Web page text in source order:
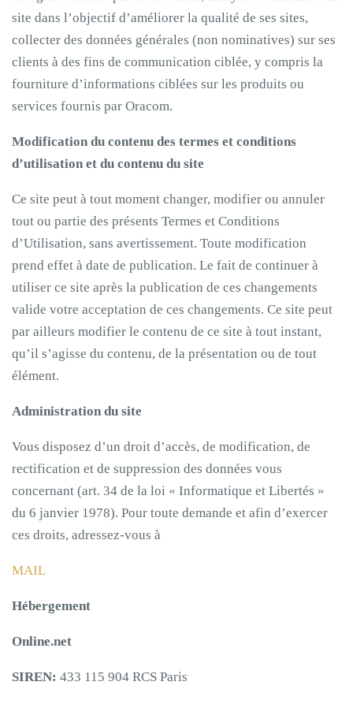
site dans l’objectif d’améliorer la qualité de ses sites,
collecter des données générales (non nominatives) sur ses
clients à des fins de communication ciblée, y compris la
fourniture d’informations ciblées sur les produits ou
services fournis par Oracom.
Modification du contenu des termes et conditions
d’utilisation et du contenu du site
Ce site peut à tout moment changer, modifier ou annuler
tout ou partie des présents Termes et Conditions
d’Utilisation, sans avertissement. Toute modification
prend effet à date de publication. Le fait de continuer à
utiliser ce site après la publication de ces changements
valide votre acceptation de ces changements. Ce site peut
par ailleurs modifier le contenu de ce site à tout instant,
qu’il s’agisse du contenu, de la présentation ou de tout
élément.
Administration du site
Vous disposez d’un droit d’accès, de modification, de
rectification et de suppression des données vous
concernant (art. 34 de la loi « Informatique et Libertés »
du 6 janvier 1978). Pour toute demande et afin d’exercer
ces droits, adressez-vous à
MAIL
Hébergement
Online.net
SIREN: 433 115 904 RCS Paris